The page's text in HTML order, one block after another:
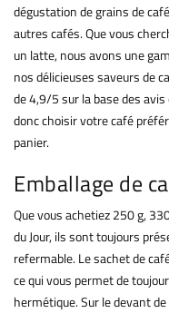
dégustation de grains de
autres cafés. Que vous
un latte, nous avons une
nos délicieuses saveurs de
de 4,9/5 sur la base des avis
donc choisir votre café
panier.
Emballage de
Que vous achetiez 250 g,
du Jour, ils sont toujours
refermable. Le sachet de
ce qui vous permet de
hermétique. Sur le devant